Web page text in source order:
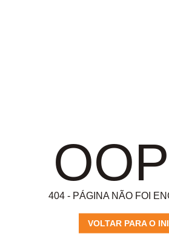
404 - PÁGINA NÃO FOI
VOLTAR PARA O